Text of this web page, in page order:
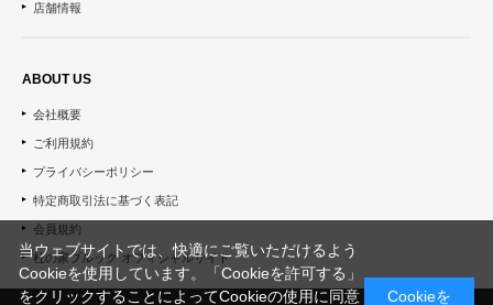
店舗情報
ABOUT US
会社概要
ご利用規約
プライバシーポリシー
特定商取引法に基づく表記
会員規約
杜の家ブルック オフィシャルサイト
当ウェブサイトでは、快適にご覧いただけるよう
Cookieを使用しています。「Cookieを許可する」
をクリックすることによってCookieの使用に同意
Cookieを